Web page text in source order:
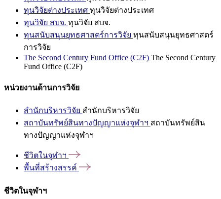
ทุนวิจัยต่างประเทศ ทุนวิจัยต่างประเทศ
ทุนวิจัย สบจ. ทุนวิจัย สบจ.
ทุนสนับสนุนยุทธศาสตร์การวิจัย ทุนสนับสนุนยุทธศาสตร์
การวิจัย
The Second Century Fund Office (C2F) The Second Century
Fund Office (C2F)
หน่วยงานด้านการวิจัย
สำนักบริหารวิจัย สำนักบริหารวิจัย
สถาบันทรัพย์สินทางปัญญาแห่งจุฬาฯ สถาบันทรัพย์สิน
ทางปัญญาแห่งจุฬาฯ
ชีวิตในจุฬาฯ
พื้นที่สร้างสรรค์
ชีวิตในจุฬาฯ